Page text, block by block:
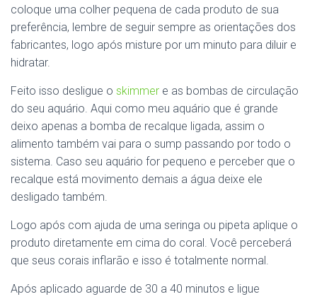
coloque uma colher pequena de cada produto de sua
preferência, lembre de seguir sempre as orientações dos
fabricantes, logo após misture por um minuto para diluir e
hidratar.
Feito isso desligue o skimmer e as bombas de circulação
do seu aquário. Aqui como meu aquário que é grande
deixo apenas a bomba de recalque ligada, assim o
alimento também vai para o sump passando por todo o
sistema. Caso seu aquário for pequeno e perceber que o
recalque está movimento demais a água deixe ele
desligado também.
Logo após com ajuda de uma seringa ou pipeta aplique o
produto diretamente em cima do coral. Você perceberá
que seus corais inflarão e isso é totalmente normal.
Após aplicado aguarde de 30 a 40 minutos e ligue